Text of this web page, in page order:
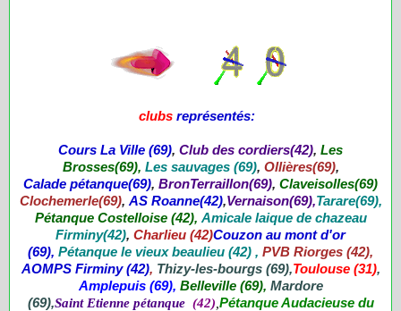
clubs représentés:
Cours La Ville (69), Club des cordiers(42), Les
Brosses(69), Les sauvages (69), Ollières(69),
Calade pétanque(69), BronTerraillon(69), Claveisolles(69)
Clochemerle(69), AS Roanne(42),Vernaison(69),Tarare(69),
Pétanque Costelloise (42), Amicale laique de chazeau
Firminy(42), Charlieu (42)Couzon au mont d'or
(69), Pétanque le vieux beaulieu (42) , PVB Riorges (42),
AOMPS Firminy (42), Thizy-les-bourgs (69),Toulouse (31),
Amplepuis (69), Belleville (69), Mardore
(69),Saint Etienne pétanque (42) Pétanque Audacieuse du